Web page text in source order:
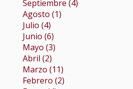
Septiembre (4)
Agosto (1)
Julio (4)
Junio (6)
Mayo (3)
Abril (2)
Marzo (11)
Febrero (2)